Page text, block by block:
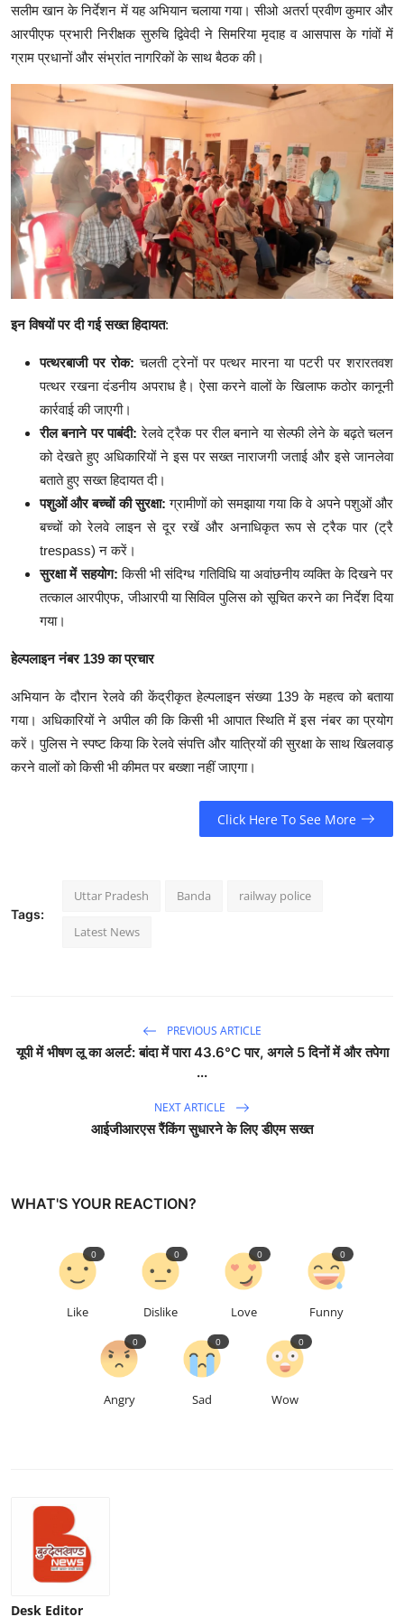
सलीम खान के निर्देशन में यह अभियान चलाया गया। सीओ अतर्रा प्रवीण कुमार और
आरपीएफ प्रभारी निरीक्षक सुरुचि द्विवेदी ने सिमरिया मृदाह व आसपास के गांवों में
ग्राम प्रधानों और संभ्रांत नागरिकों के साथ बैठक की।
इन विषयों पर दी गई सख्त हिदायत:
पत्थरबाजी पर रोक: चलती ट्रेनों पर पत्थर मारना या पटरी पर शरारतवश
पत्थर रखना दंडनीय अपराध है। ऐसा करने वालों के खिलाफ कठोर कानूनी
कार्रवाई की जाएगी।
रील बनाने पर पाबंदी:रेलवे ट्रैक पर रील बनाने या सेल्फी लेने के बढ़ते चलन
को देखते हुए अधिकारियों ने इस पर सख्त नाराजगी जताई और इसे जानलेवा
बताते हुए सख्त हिदायत दी।
पशुओं और बच्चों की सुरक्षा:ग्रामीणों को समझाया गया कि वे अपने पशुओं और
बच्चों को रेलवे लाइन से दूर रखें और अनाधिकृत रूप से ट्रैक पार (ट्रै
trespass) न करें।
सुरक्षा में सहयोग: किसी भी संदिग्ध गतिविधि या अवांछनीय व्यक्ति के दिखने पर
तत्काल आरपीएफ, जीआरपी या सिविल पुलिस को सूचित करने का निर्देश दिया
गया।
​हेल्पलाइन नंबर 139 का प्रचार
अभियान के दौरान रेलवे की केंद्रीकृत हेल्पलाइन संख्या 139 के महत्व को बताया
गया। अधिकारियों ने अपील की कि किसी भी आपात स्थिति में इस नंबर का प्रयोग
करें। पुलिस ने स्पष्ट किया कि रेलवे संपत्ति और यात्रियों की सुरक्षा के साथ खिलवाड़
करने वालों को किसी भी कीमत पर बख्शा नहीं जाएगा।
Click Here To See More
Tags:
Uttar Pradesh Banda railway police
Latest News
PREVIOUS ARTICLE
यूपी में भीषण लू का अलर्ट: बांदा में पारा 43.6°C पार, अगले 5 दिनों में और तपेगा
...
NEXT ARTICLE
आईजीआरएस रैंकिंग सुधारने के लिए डीएम सख्त
WHAT'S YOUR REACTION?
Like
0
Dislike
0
Love
0
Funny
0
Angry
0
Sad
0
Wow
0
Desk Editor